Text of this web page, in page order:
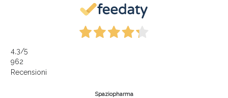
4,3/5
962
Recensioni
Spaziopharma